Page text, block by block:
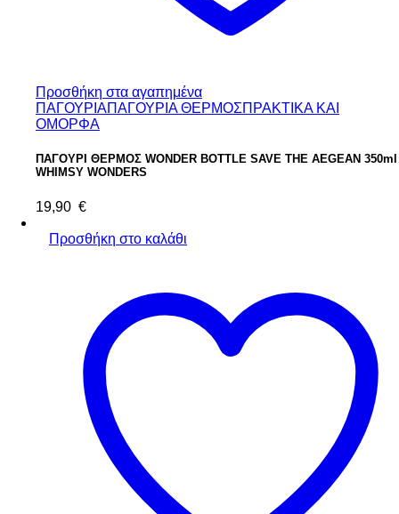
Προσθήκη στα αγαπημένα
ΠΑΓΟΥΡΙΑΠΑΓΟΥΡΙΑ ΘΕΡΜΟΣΠΡΑΚΤΙΚΑ ΚΑΙ
ΟΜΟΡΦΑ
ΠΑΓΟΥΡΙ ΘΕΡΜΟΣ WONDER BOTTLE SAVE THE AEGEAN 350ml
WHIMSY WONDERS
19,90 €
Προσθήκη στο καλάθι